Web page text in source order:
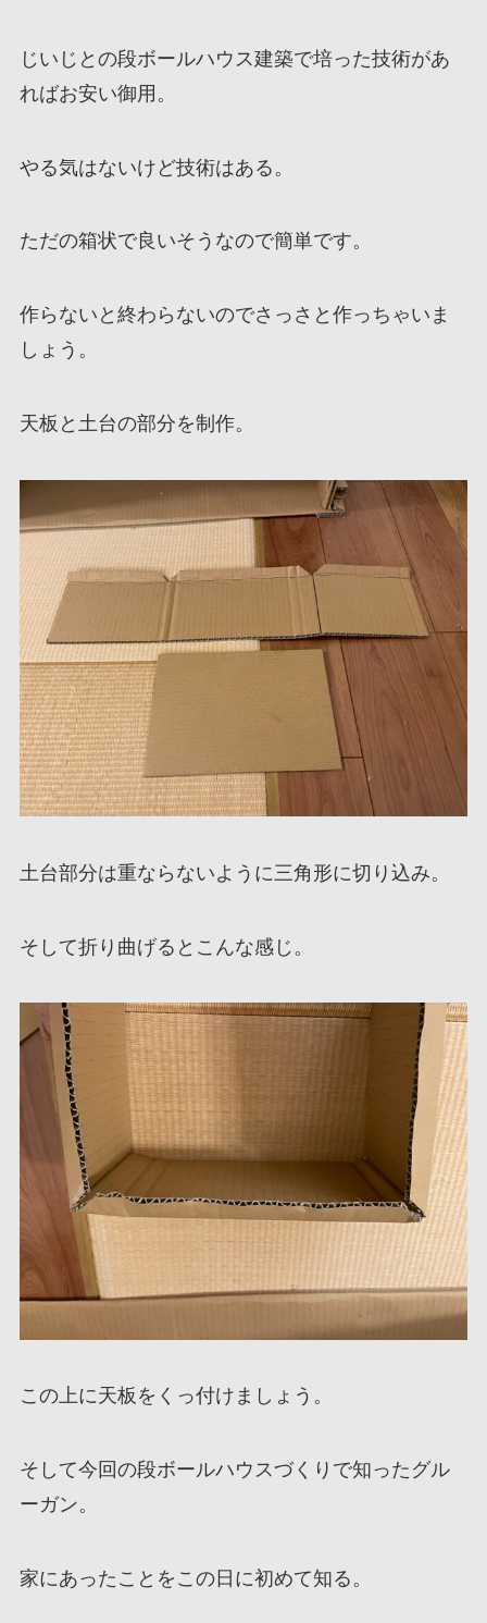
じいじとの段ボールハウス建築で培った技術があ
ればお安い御用。
やる気はないけど技術はある。
ただの箱状で良いそうなので簡単です。
作らないと終わらないのでさっさと作っちゃいま
しょう。
天板と土台の部分を制作。
土台部分は重ならないように三角形に切り込み。
そして折り曲げるとこんな感じ。
この上に天板をくっ付けましょう。
そして今回の段ボールハウスづくりで知ったグル
ーガン。
家にあったことをこの日に初めて知る。